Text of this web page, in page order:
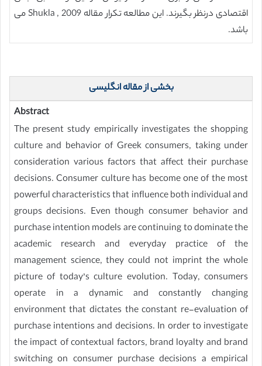
اقتصادی درنظر بگیرند. این مطالعه تکرار مقاله Shukla , 2009 می
باشد.
بخشی از مقاله انگلیسی
Abstract
The present study empirically investigates the shopping
culture and behavior of Greek consumers, taking under
consideration various factors that affect their purchase
decisions. Consumer culture has become one of the most
powerful characteristics that influence both individual and
groups decisions. Even though consumer behavior and
purchase intention models are continuing to dominate the
academic research and everyday practice of the
management science, they could not imprint the whole
picture of today’s culture evolution. Today, consumers
operate in a dynamic and constantly changing
environment that dictates the constant re-evaluation of
purchase intentions and decisions. In order to investigate
the impact of contextual factors, brand loyalty and brand
switching on consumer purchase decisions a empirical